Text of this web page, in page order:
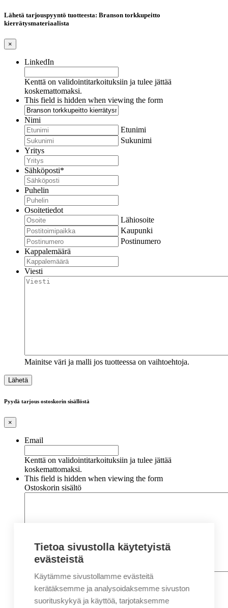
Lähetä tarjouspyyntö tuotteesta: Branson torkkupeitto
kierrätysmateriaalista
×
LinkedIn
Kenttä on validointitarkoituksiin ja tulee jättää
koskemattomaksi.
This field is hidden when viewing the form
Nimi
Etunimi
Sukunimi
Yritys
Sähköposti*
Puhelin
Osoitetiedot
Lähiosoite
Kaupunki
Postinumero
Kappalemäärä
Viesti
Mainitse väri ja malli jos tuotteessa on vaihtoehtoja.
Pyydä tarjous ostoskorin sisällöstä
×
Email
Kenttä on validointitarkoituksiin ja tulee jättää
koskemattomaksi.
This field is hidden when viewing the form
Ostoskorin sisältö
Nimi*
Etunimi
Sukunimi
Tietoa sivustolla käytetyistä
evästeistä
Käytämme sivustollamme evästeitä
kerätäksemme ja analysoidaksemme sivuston
suorituskykyä ja käyttöä, tarjotaksemme